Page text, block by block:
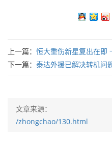
上一篇： 恒大重伤新星复出在即
下一篇： 泰达外援已解决转机问
文章来源：
/zhongchao/130.html